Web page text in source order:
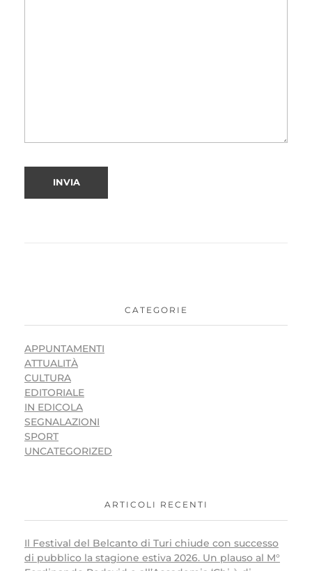
CATEGORIE
APPUNTAMENTI
ATTUALITÀ
CULTURA
EDITORIALE
IN EDICOLA
SEGNALAZIONI
SPORT
UNCATEGORIZED
ARTICOLI RECENTI
Il Festival del Belcanto di Turi chiude con successo
di pubblico la stagione estiva 2026. Un plauso al M°